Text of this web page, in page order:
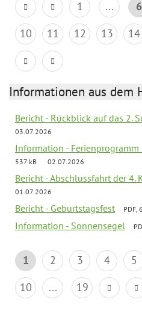
1 ... 6
10
11 12 13 14
Informationen aus dem
Bericht - Rückblick auf das 2.
03.07.2026
Information -
537 kB
02.07.2026
Bericht - Abschlussfahrt der 4.
01.07.2026
Bericht - Geburtstagsfest PDF,
Information - Sonnensegel
1 2 3 4 5
10
... 19